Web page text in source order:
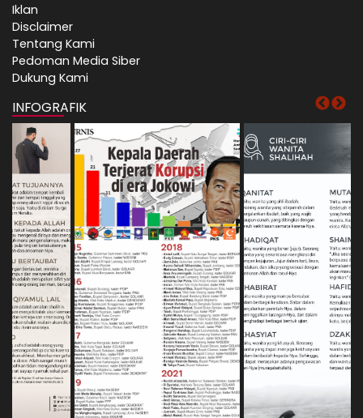
Iklan
Disclaimer
Tentang Kami
Pedoman Media Siber
Dukung Kami
INFOGRAFIK